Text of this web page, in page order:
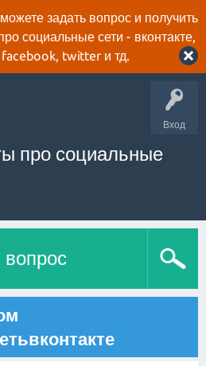
задать вопрос и получить
социальные сети - вконтакте,
facebook, twitter и тд.
Вход
про социальные
вопрос